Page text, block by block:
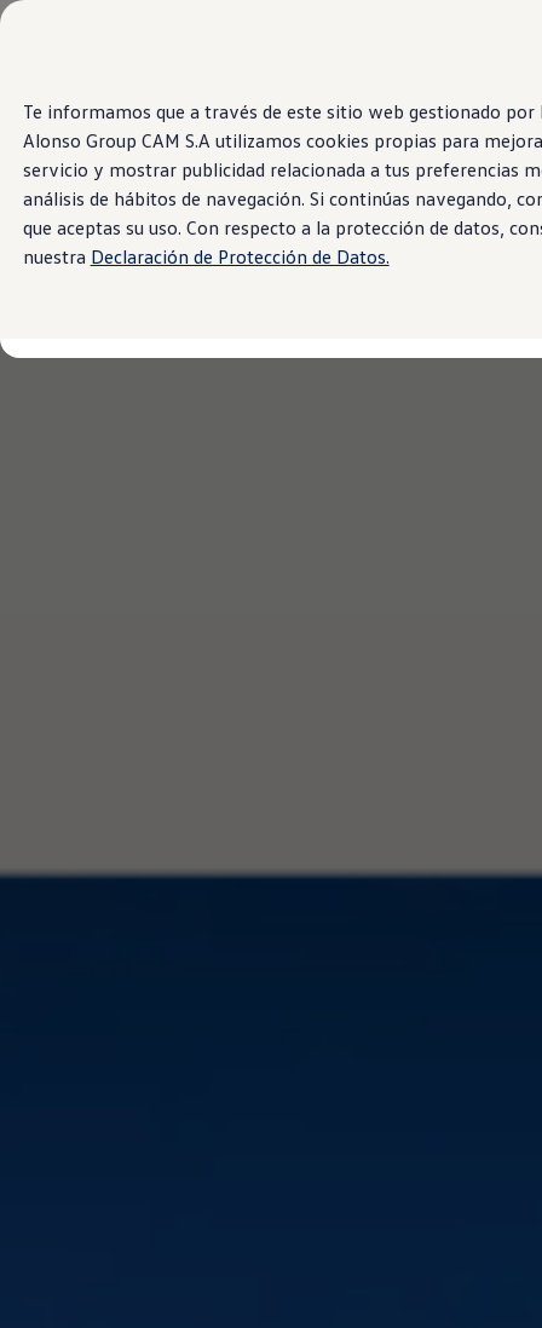
Te informamos que a través de este sitio web gestionado por
Alonso Group CAM S.A utilizamos cookies propias para
servicio y mostrar publicidad relacionada a tus preferencias
análisis de hábitos de navegación. Si continúas navegando,
que aceptas su uso. Con respecto a la protección de datos,
nuestra Declaración de Protección de Datos.
Saltar al
contenido
principal
Saltar
a pie
página
Test Drive
Contáctanos
Marca y Experiencia
Volkswagen Panamá
Espacio Exclusivo para Prensa
Latin NCAP
Tengo un Volkswagen
Manuales Volkswagen